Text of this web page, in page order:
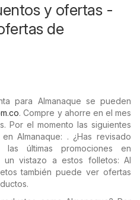
y ofertas -
de
para Almanaque se pueden
. Compre y ahorre en el mes
Por el momento las siguientes
Almanaque: . ¿Has revisado
las últimas promociones en
un vistazo a estos folletos: Al
también puede ver ofertas